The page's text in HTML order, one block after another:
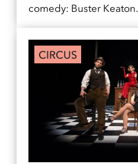
comedy: Buster Keaton.
CIRCUS